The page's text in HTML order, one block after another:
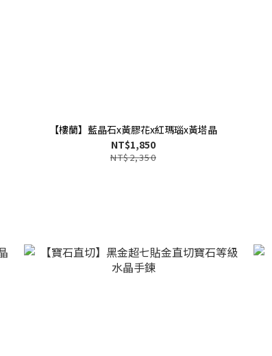
【樓蘭】藍晶石x黃膠花x紅瑪瑙x黃塔晶
NT$1,850
NT$2,350